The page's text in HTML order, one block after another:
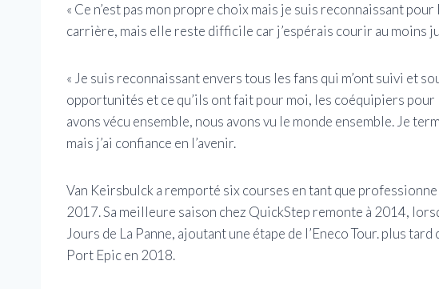
« Ce n’est pas mon propre choix mais je suis reconnaissant pour
carrière, mais elle reste difficile car j’espérais courir au moins
« Je suis reconnaissant envers tous les fans qui m’ont suivi et
opportunités et ce qu’ils ont fait pour moi, les coéquipiers pour
avons vécu ensemble, nous avons vu le monde ensemble. Je
mais j’ai confiance en l’avenir.
Van Keirsbulck a remporté six courses en tant que
2017. Sa meilleure saison chez QuickStep remonte à 2014,
Jours de La Panne, ajoutant une étape de l’Eneco Tour. plus
Port Epic en 2018.